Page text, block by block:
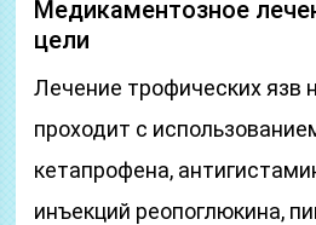
Медикаментозное
цели
Лечение трофических язв
проходит с
кетапрофена,
инъекций реопоглюкина,